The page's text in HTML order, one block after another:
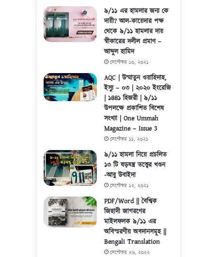
৯/১১ এর হামলার জন্য কে
দায়ী? আল-কায়েদার পক্ষ
থেকে ৯/১১ হামলার দায়
স্বীকারের দলীল প্রমাণ –
আব্দুল হামিদ
সেপ্টেম্বর ১০, ২০২১
AQC | উম্মাতুন ওয়াহিদাহ,
ইস্যু – ০৩ | ২০২০ ইংরেজি
| ১৪৪১ হিজরী | ৯/১১
উপলক্ষে প্রকাশিত বিশেষ
সংখ্যা | One Ummah
Magazine – Issue 3
সেপ্টেম্বর ১১, ২০২১
৯/১১ হামলা নিয়ে প্রচলিত
১৩ টি ষড়যন্ত্র তত্ত্বের খণ্ডন
-আবু উবাইদা
সেপ্টেম্বর ১২, ২০২১
PDF/Word || বৈশ্বিক
জিহাদী জাগরণের
মাইলফলক ৯/১১ এর
অবিস্মরণীয় অবদানসমূহ ||
Bengali Translation
সেপ্টেম্বর ২৬, ২০২২